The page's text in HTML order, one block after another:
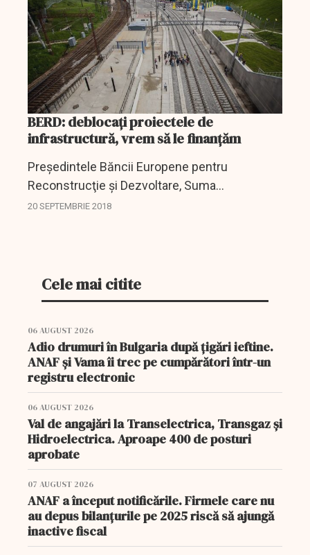
BERD: deblocaţi proiectele de
infrastructură, vrem să le finanţăm
Preşedintele Băncii Europene pentru
Reconstrucţie şi Dezvoltare, Suma
Chakrabarti, a solicitat autorităţilor române să
20 SEPTEMBRIE 2018
Cele mai citite
06 AUGUST 2026
Adio drumuri în Bulgaria după țigări ieftine.
ANAF și Vama îi trec pe cumpărători într-un
registru electronic
06 AUGUST 2026
Val de angajări la Transelectrica, Transgaz și
Hidroelectrica. Aproape 400 de posturi
aprobate
07 AUGUST 2026
ANAF a început notificările. Firmele care nu
au depus bilanțurile pe 2025 riscă să ajungă
inactive fiscal